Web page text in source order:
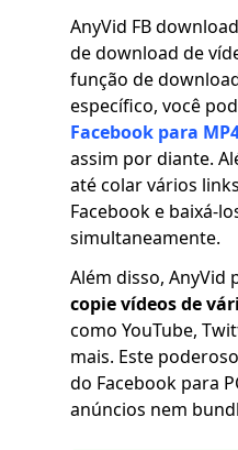
AnyVid FB
de download de
função de
específico, você
Facebook para
assim por diante.
até colar vários
Facebook e baixá-
simultaneamente.
Além disso, AnyVid
copie vídeos de
como YouTube,
mais. Este
do Facebook para
anúncios nem